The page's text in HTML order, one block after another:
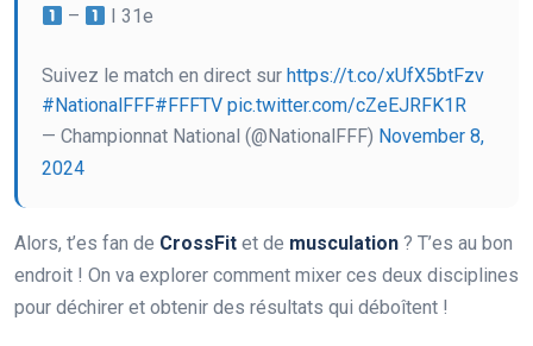
–
I 31e
Suivez le match en direct sur https://t.co/xUfX5btFzv
#NationalFFF#FFFTV pic.twitter.com/cZeEJRFK1R
— Championnat National (@NationalFFF) November 8,
2024
Alors, t’es fan de CrossFit et de musculation ? T’es au bon
endroit ! On va explorer comment mixer ces deux disciplines
pour déchirer et obtenir des résultats qui déboîtent !